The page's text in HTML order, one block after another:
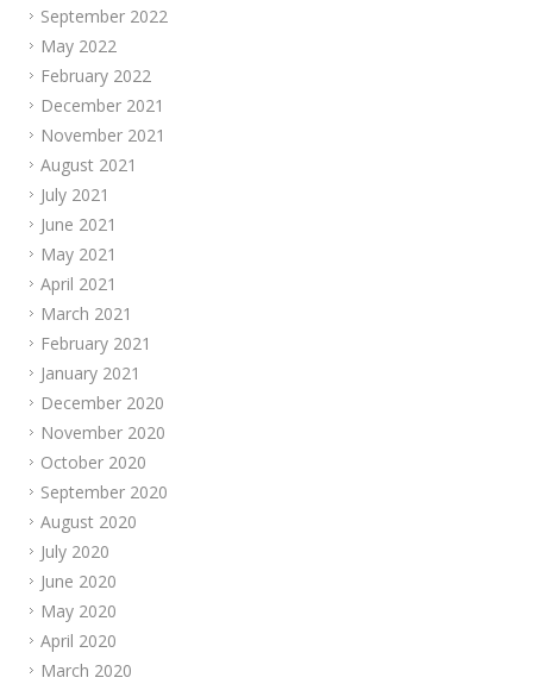
September 2022
May 2022
February 2022
December 2021
November 2021
August 2021
July 2021
June 2021
May 2021
April 2021
March 2021
February 2021
January 2021
December 2020
November 2020
October 2020
September 2020
August 2020
July 2020
June 2020
May 2020
April 2020
March 2020